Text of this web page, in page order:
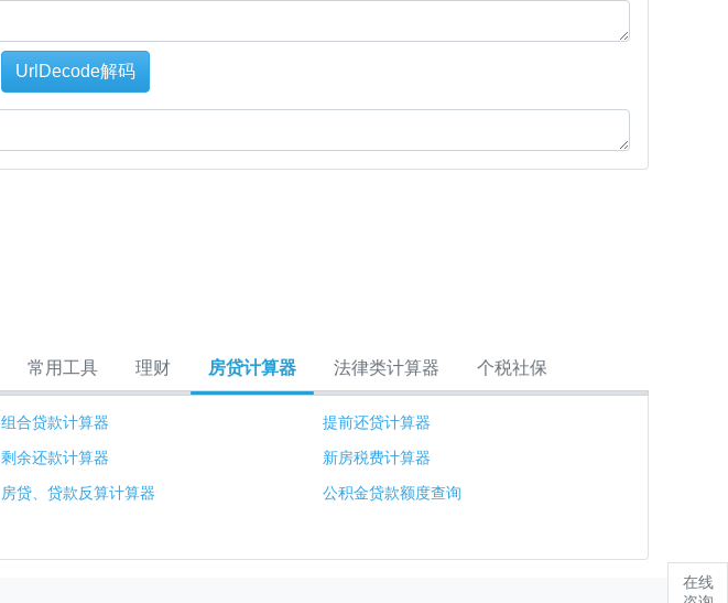
UrlDecode解码
常用工具 理财 房贷计算器 法律类计算器 个税社保
组合贷款计算器
提前还贷计算器
剩余还款计算器
新房税费计算器
房贷、贷款反算计算器
公积金贷款额度查询
在线